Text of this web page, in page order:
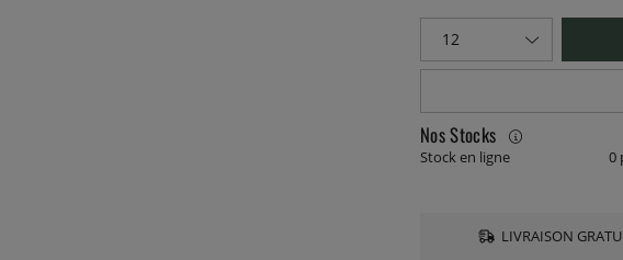
Nos Stocks
Stock en ligne 0
LIVRAISON